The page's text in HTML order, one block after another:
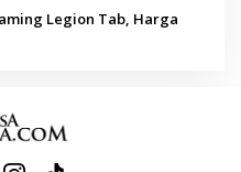
Legion Tab, Harga